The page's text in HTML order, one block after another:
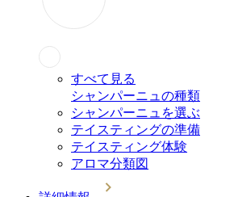
すべて見る
シャンパーニュの種類
シャンパーニュを選ぶ
テイスティングの準備
テイスティング体験
アロマ分類図